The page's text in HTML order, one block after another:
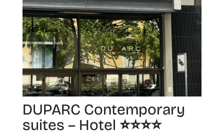
DUPARC Contemporary
suites – Hotel ⭐️⭐️⭐️⭐️